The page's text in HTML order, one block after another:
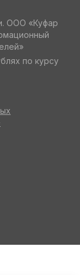
ООО «Куфар
по курсу